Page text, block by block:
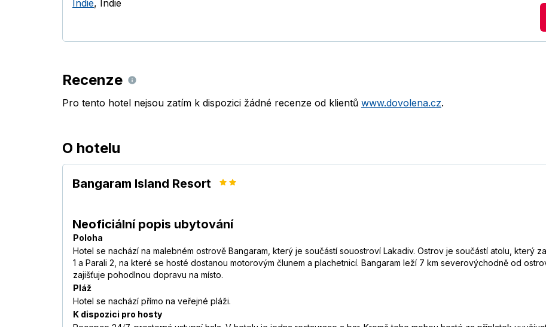
Indie, Indie
Recenze
Pro tento hotel nejsou zatím k dispozici žádné recenze od klientů www.dovolena.cz.
O hotelu
Bangaram Island Resort
Neoficiální popis ubytování
Poloha
Hotel se nachází na malebném ostrově Bangaram, který je součástí souostroví Lakadiv. Ostrov je součástí atolu, který
1 a Parali 2, na které se hosté dostanou motorovým člunem a plachetnicí. Bangaram leží 7 km severovýchodně od
zajišťuje pohodlnou dopravu na místo.
Pláž
Hotel se nachází přímo na veřejné pláži.
K dispozici pro hosty